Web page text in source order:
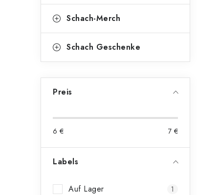
Schach-Merch
Schach Geschenke
Preis
6 € 7 €
Labels
Auf Lager 1